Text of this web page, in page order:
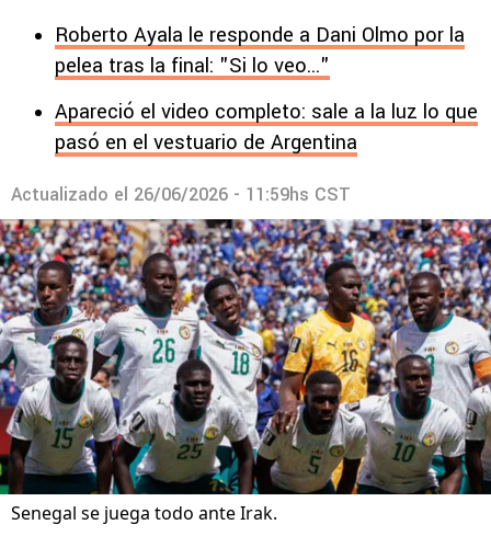
Roberto Ayala le responde a Dani Olmo por la
pelea tras la final: "Si lo veo..."
Apareció el video completo: sale a la luz lo que
pasó en el vestuario de Argentina
Actualizado el 26/06/2026 - 11:59hs CST
Senegal se juega todo ante Irak.